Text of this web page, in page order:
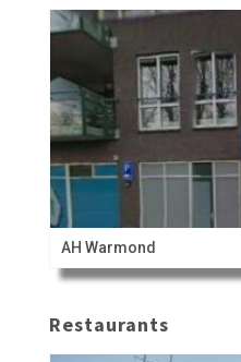
AH Warmond
Restaurants